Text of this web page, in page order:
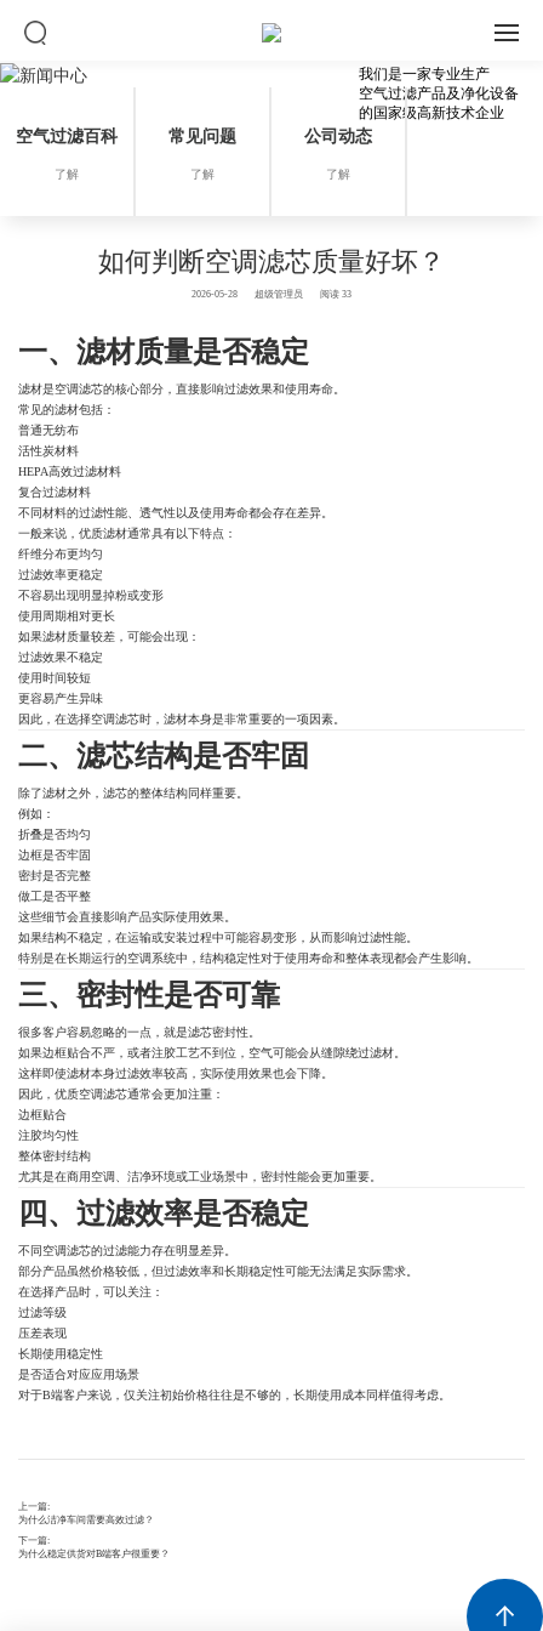
我们是一家专业生产
空气过滤产品及净化设备
的国家级高新技术企业
空气过滤百科
了解
常见问题
了解
公司动态
了解
如何判断空调滤芯质量好坏？
2026-05-28 超级管理员 阅读 33
一、滤材质量是否稳定
滤材是空调滤芯的核心部分，直接影响过滤效果和使用寿命。
常见的滤材包括：
普通无纺布
活性炭材料
HEPA高效过滤材料
复合过滤材料
不同材料的过滤性能、透气性以及使用寿命都会存在差异。
一般来说，优质滤材通常具有以下特点：
纤维分布更均匀
过滤效率更稳定
不容易出现明显掉粉或变形
使用周期相对更长
如果滤材质量较差，可能会出现：
过滤效果不稳定
使用时间较短
更容易产生异味
因此，在选择空调滤芯时，滤材本身是非常重要的一项因素。
二、滤芯结构是否牢固
除了滤材之外，滤芯的整体结构同样重要。
例如：
折叠是否均匀
边框是否牢固
密封是否完整
做工是否平整
这些细节会直接影响产品实际使用效果。
如果结构不稳定，在运输或安装过程中可能容易变形，从而影响过滤性能。
特别是在长期运行的空调系统中，结构稳定性对于使用寿命和整体表现都会产生影响。
三、密封性是否可靠
很多客户容易忽略的一点，就是滤芯密封性。
如果边框贴合不严，或者注胶工艺不到位，空气可能会从缝隙绕过滤材。
这样即使滤材本身过滤效率较高，实际使用效果也会下降。
因此，优质空调滤芯通常会更加注重：
边框贴合
注胶均匀性
整体密封结构
尤其是在商用空调、洁净环境或工业场景中，密封性能会更加重要。
四、过滤效率是否稳定
不同空调滤芯的过滤能力存在明显差异。
部分产品虽然价格较低，但过滤效率和长期稳定性可能无法满足实际需求。
在选择产品时，可以关注：
过滤等级
压差表现
长期使用稳定性
是否适合对应应用场景
对于B端客户来说，仅关注初始价格往往是不够的，长期使用成本同样值得考虑。
上一篇:
为什么洁净车间需要高效过滤？
下一篇:
为什么稳定供货对B端客户很重要？